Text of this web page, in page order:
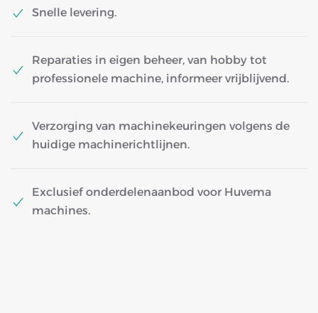
Snelle levering.
Reparaties in eigen beheer, van hobby tot
professionele machine, informeer vrijblijvend.
Verzorging van machinekeuringen volgens de
huidige machinerichtlijnen.
Exclusief onderdelenaanbod voor Huvema
machines.